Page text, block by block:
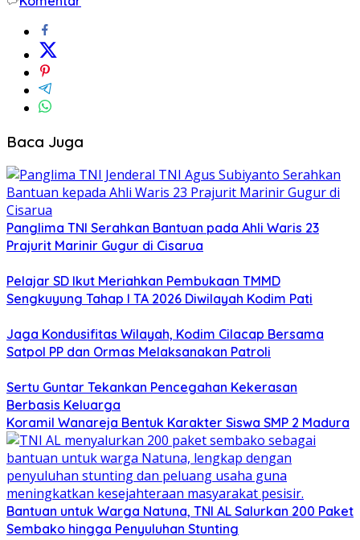
Baca Juga
Panglima TNI Serahkan Bantuan pada Ahli Waris 23
Prajurit Marinir Gugur di Cisarua
Pelajar SD Ikut Meriahkan Pembukaan TMMD
Sengkuyung Tahap I TA 2026 Diwilayah Kodim Pati
Jaga Kondusifitas Wilayah, Kodim Cilacap Bersama
Satpol PP dan Ormas Melaksanakan Patroli
Sertu Guntar Tekankan Pencegahan Kekerasan
Berbasis Keluarga
Koramil Wanareja Bentuk Karakter Siswa SMP 2 Madura
Bantuan untuk Warga Natuna, TNI AL Salurkan 200 Paket
Sembako hingga Penyuluhan Stunting